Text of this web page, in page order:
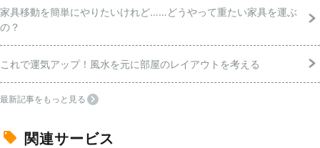
家具移動を簡単にやりたいけれど……どうやって重たい家具を運ぶ
の？
これで運気アップ！風水を元に部屋のレイアウトを考える
最新記事をもっと見る
関連サービス